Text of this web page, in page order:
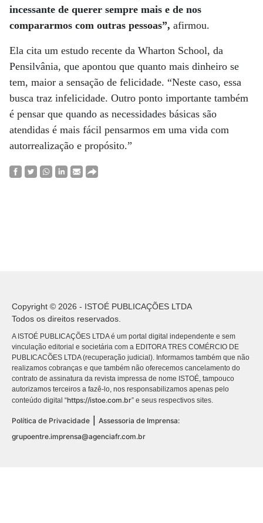
incessante de querer sempre mais e de nos
compararmos com outras pessoas”, afirmou.
Ela cita um estudo recente da Wharton School, da
Pensilvânia, que apontou que quanto mais dinheiro se
tem, maior a sensação de felicidade. “Neste caso, essa
busca traz infelicidade. Outro ponto importante também
é pensar que quando as necessidades básicas são
atendidas é mais fácil pensarmos em uma vida com
autorrealização e propósito.”
Copyright © 2026 - ISTOÉ PUBLICAÇÕES LTDA
Todos os direitos reservados.
A ISTOÉ PUBLICAÇÕES LTDA é um portal digital independente e sem
vinculação editorial e societária com a EDITORA TRES COMÉRCIO DE
PUBLICACÕES LTDA (recuperação judicial). Informamos também que não
realizamos cobranças e que também não oferecemos cancelamento do
contrato de assinatura da revista impressa de nome ISTOÉ, tampouco
autorizamos terceiros a fazê-lo, nos responsabilizamos apenas pelo
conteúdo digital “https://istoe.com.br” e seus respectivos sites.
Política de Privacidade
Assessoria de Imprensa:
grupoentre.imprensa@agenciafr.com.br